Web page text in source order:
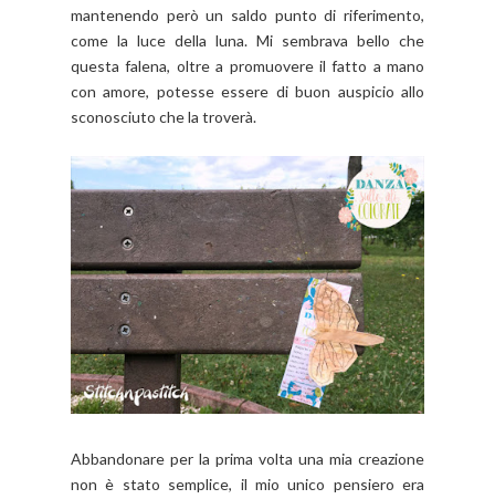
mantenendo però un saldo punto di riferimento,
come la luce della luna. Mi sembrava bello che
questa falena, oltre a promuovere il fatto a mano
con amore, potesse essere di buon auspicio allo
sconosciuto che la troverà.
Abbandonare per la prima volta una mia creazione
non è stato semplice, il mio unico pensiero era